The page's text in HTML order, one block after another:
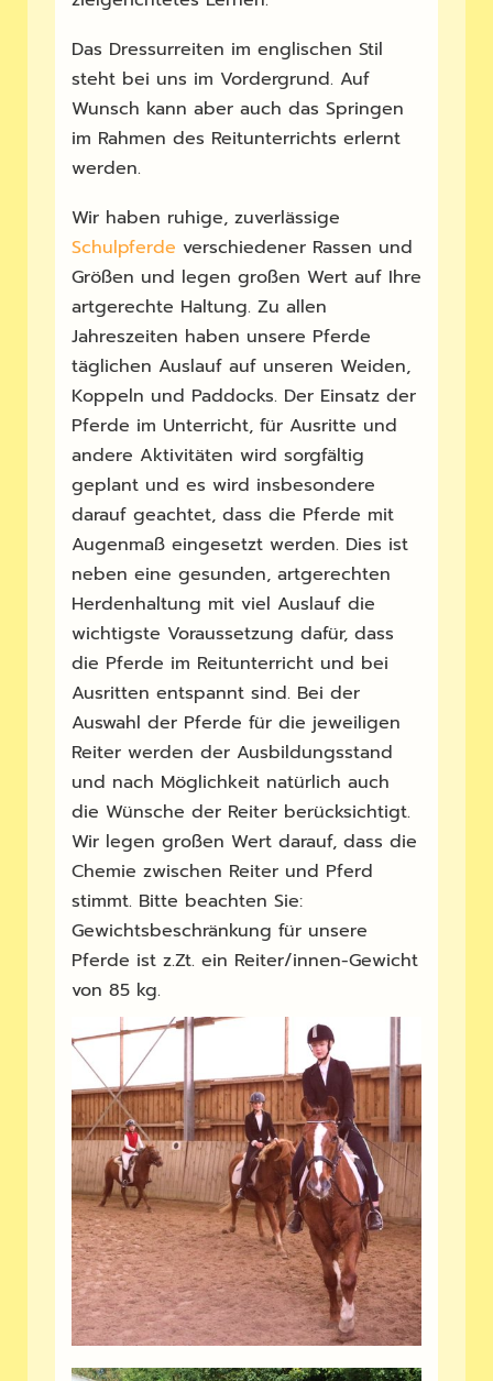
Das Dressurreiten im englischen Stil
steht bei uns im Vordergrund. Auf
Wunsch kann aber auch das Springen
im Rahmen des Reitunterrichts erlernt
werden.
Wir haben ruhige, zuverlässige
Schulpferde verschiedener Rassen und
Größen und legen großen Wert auf Ihre
artgerechte Haltung. Zu allen
Jahreszeiten haben unsere Pferde
täglichen Auslauf auf unseren Weiden,
Koppeln und Paddocks. Der Einsatz der
Pferde im Unterricht, für Ausritte und
andere Aktivitäten wird sorgfältig
geplant und es wird insbesondere
darauf geachtet, dass die Pferde mit
Augenmaß eingesetzt werden. Dies ist
neben eine gesunden, artgerechten
Herdenhaltung mit viel Auslauf die
wichtigste Voraussetzung dafür, dass
die Pferde im Reitunterricht und bei
Ausritten entspannt sind. Bei der
Auswahl der Pferde für die jeweiligen
Reiter werden der Ausbildungsstand
und nach Möglichkeit natürlich auch
die Wünsche der Reiter berücksichtigt.
Wir legen großen Wert darauf, dass die
Chemie zwischen Reiter und Pferd
stimmt. Bitte beachten Sie:
Gewichtsbeschränkung für unsere
Pferde ist z.Zt. ein Reiter/innen-Gewicht
von 85 kg.